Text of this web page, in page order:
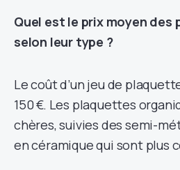
Quel est le prix moyen
selon leur type ?
Le coût d’un jeu de
150 €. Les plaquettes
chères, suivies des semi-
en céramique qui sont plus